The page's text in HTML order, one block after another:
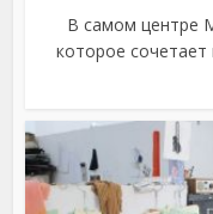
В самом центре
которое сочетает